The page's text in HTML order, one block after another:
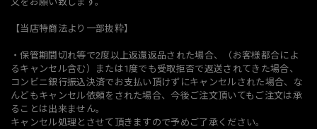
【当店特商法より一部抜粋】
・保管期間切れ等で2度以上返還返品された場合、（お客様都合によ
るキャンセル含む）または1度でも受取拒否で返送されてきた場合、
コンビニ銀行振込決済でお支払い頂けずにキャンセルされた場合、な
んどもキャンセル依頼をされた場合、今後ご注文頂いてもご注文は承
ることは出来ません。
キャンセル処理とさせて頂きますので予めご了承ください。